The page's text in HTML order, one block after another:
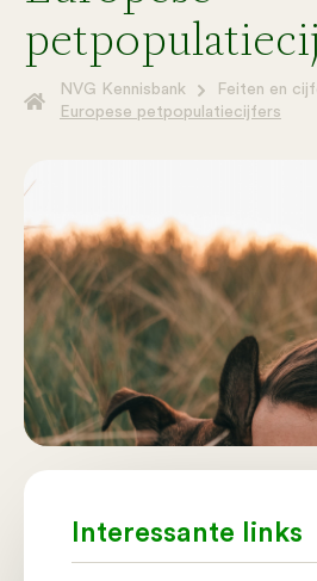
NVG Kennisbank
Feiten en
Europese petpopulatiecijfers
Interessante links